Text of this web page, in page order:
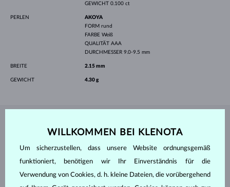
GEWICHT 0.100 ct
PERLEN
AKOYA
FORM rund
FARBE Weiß
QUALITÄT AAA
DURCHMESSER 9.0-9.5 mm
BREITE 2.15 mm
GEWICHT 4.30 g
SCHMUCK AUS DEMKLENOTA ATELIER
WILLKOMMEN BEI KLENOTA
Um sicherzustellen, dass unsere Website ordnungsgemäß
funktioniert, benötigen wir Ihr Einverständnis für die
Verwendung von Cookies, d. h. kleine Dateien, die vorübergehend